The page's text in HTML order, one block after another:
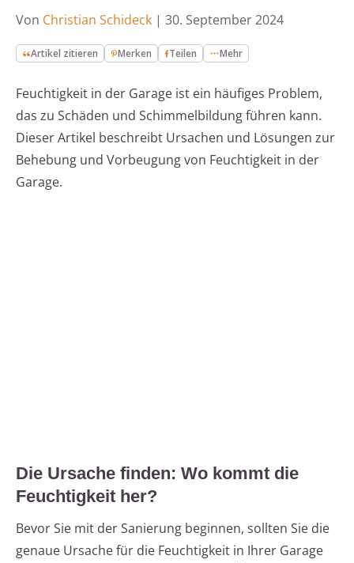
Von Christian Schideck | 30. September 2024
Artikel zitieren Merken Teilen Mehr
Feuchtigkeit in der Garage ist ein häufiges Problem,
das zu Schäden und Schimmelbildung führen kann.
Dieser Artikel beschreibt Ursachen und Lösungen zur
Behebung und Vorbeugung von Feuchtigkeit in der
Garage.
Die Ursache finden: Wo kommt die
Feuchtigkeit her?
Bevor Sie mit der Sanierung beginnen, sollten Sie die
genaue Ursache für die Feuchtigkeit in Ihrer Garage